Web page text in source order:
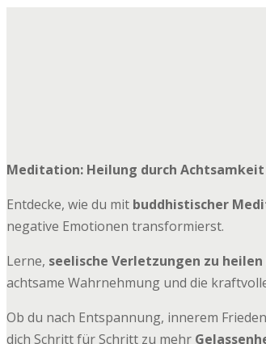
Meditation: Heilung durch Achtsamkeit
Entdecke, wie du mit buddhistischer
negative Emotionen transformierst.
Lerne, seelische Verletzungen zu
achtsame Wahrnehmung und die
Ob du nach Entspannung, innerem
dich Schritt für Schritt zu mehr